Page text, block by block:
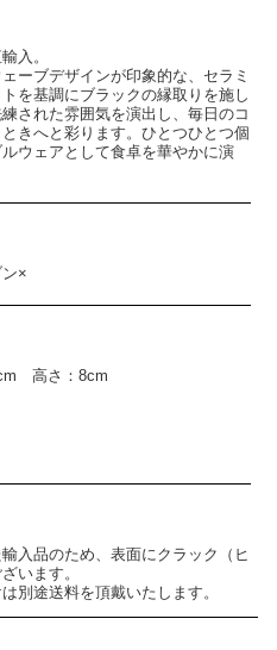
入。
ーブデザインが印象的な、セラミ
を基調にブラックの縁取りを施し
された雰囲気を演出し、毎日のコ
きへと彩ります。ひとつひとつ個
ウェアとして食卓を華やかに演
×
高さ：8cm
入品のため、表面にクラック（ヒ
います。
別途送料を頂戴いたします。